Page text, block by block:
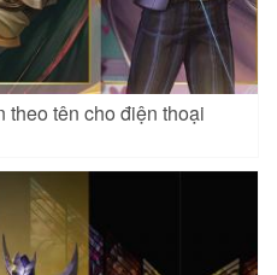
theo tên cho điện thoại